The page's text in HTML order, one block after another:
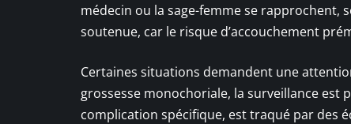
médecin ou la sage-femme se rapprochent,
soutenue, car le risque d’accouchement
Certaines situations demandent une
grossesse monochoriale, la surveillance est
complication spécifique, est traqué par des